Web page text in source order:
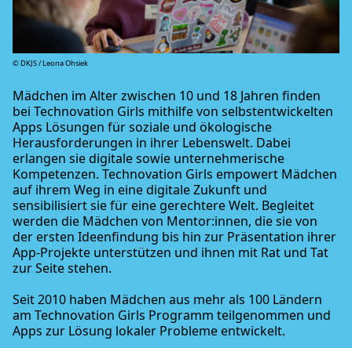
© DKJS / Leona Ohsiek
Mädchen im Alter zwischen 10 und 18 Jahren finden
bei Technovation Girls mithilfe von selbstentwickelten
Apps Lösungen für soziale und ökologische
Herausforderungen in ihrer Lebenswelt. Dabei
erlangen sie digitale sowie unternehmerische
Kompetenzen. Technovation Girls empowert Mädchen
auf ihrem Weg in eine digitale Zukunft und
sensibilisiert sie für eine gerechtere Welt. Begleitet
werden die Mädchen von Mentor:innen, die sie von
der ersten Ideenfindung bis hin zur Präsentation ihrer
App-Projekte unterstützen und ihnen mit Rat und Tat
zur Seite stehen.
Seit 2010 haben Mädchen aus mehr als 100 Ländern
am Technovation Girls Programm teilgenommen und
Apps zur Lösung lokaler Probleme entwickelt.